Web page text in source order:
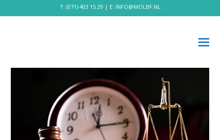
T: (071) 403 15 29 | E: INFO@MOLBF.NL